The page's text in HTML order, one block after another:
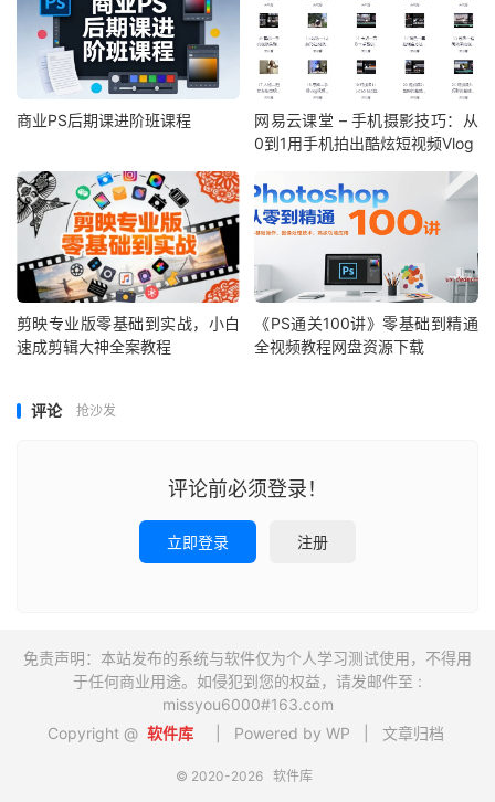
商业PS后期课进阶班课程
网易云课堂 – 手机摄影技巧：从
0到1用手机拍出酷炫短视频Vlog
剪映专业版零基础到实战，小白
速成剪辑大神全案教程
《PS通关100讲》零基础到精通
全视频教程网盘资源下载
评论 抢沙发
评论前必须登录！
立即登录 注册
免责声明：本站发布的系统与软件仅为个人学习测试使用，不得用
于任何商业用途。如侵犯到您的权益，请发邮件至 :
missyou6000#163.com
Copyright @ 软件库 | Powered by WP | 文章归档
© 2020-2026 软件库